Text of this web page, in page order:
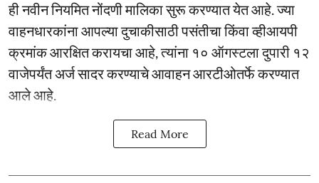
ही नवीन नियमित नोंदणी मालिका सुरू करण्यात येत आहे. ज्या
वाहनधारकांना आपल्या दुचाकीसाठी पसंतीचा किंवा व्हीआयपी
क्रमांक आरक्षित करायचा आहे, त्यांना १० ऑगस्टला दुपारी १२
वाजेपर्यंत अर्ज सादर करण्याचे आवाहन आरटीओतर्फे करण्यात
आले आहे.
Read More